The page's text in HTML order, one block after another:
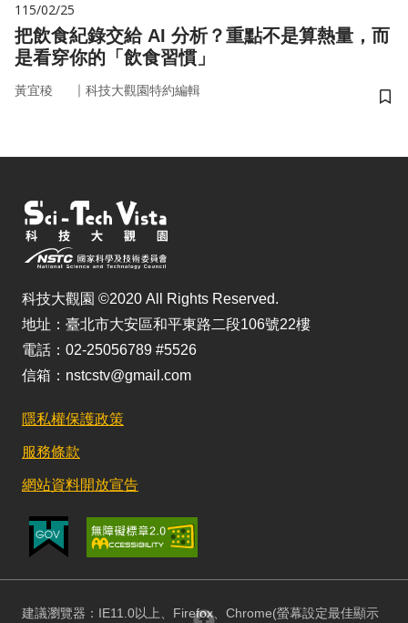
115/02/25
把飲食紀錄交給 AI 分析？重點不是算熱量，而
是看穿你的「飲食習慣」
黃宜稜 ｜ 科技大觀園特約編輯
儲
科技大觀園 ©2020 All Rights Reserved.
地址：臺北市大安區和平東路二段106號22樓
電話：02-25056789 #5526
信箱：nstcstv@gmail.com
隱私權保護政策
服務條款
網站資料開放宣告
建議瀏覽器：IE11.0以上、Firefox、Chrome(螢幕設定最佳顯示